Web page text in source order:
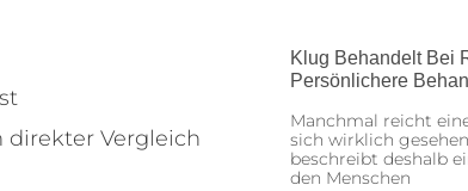
direkter Vergleich
Klug Behandelt Bei
Persönlichere
Manchmal reicht
sich wirklich
beschreibt deshalb
den Menschen